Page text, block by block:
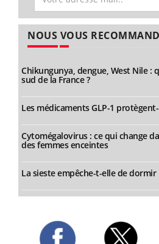
NOUS VOUS
Chikungunya, dengue, West Nile :
sud de la France ?
Les médicaments GLP-1
Cytomégalovirus : ce qui change
des femmes enceintes
La sieste empêche-t-elle de dormir